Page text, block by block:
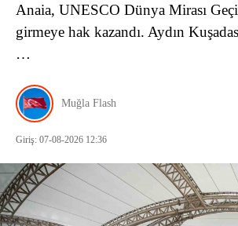
Anaia, UNESCO Dünya Mirası
girmeye hak kazandı. Aydın
…
Muğla Flash
Giriş: 07-08-2026 12:36